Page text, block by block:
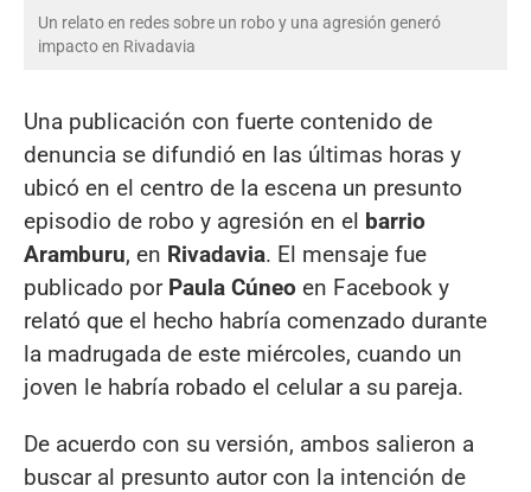
Un relato en redes sobre un robo y una agresión generó
impacto en Rivadavia
Una publicación con fuerte contenido de
denuncia se difundió en las últimas horas y
ubicó en el centro de la escena un presunto
episodio de robo y agresión en el barrio
Aramburu, en Rivadavia. El mensaje fue
publicado por Paula Cúneo en Facebook y
relató que el hecho habría comenzado durante
la madrugada de este miércoles, cuando un
joven le habría robado el celular a su pareja.
De acuerdo con su versión, ambos salieron a
buscar al presunto autor con la intención de